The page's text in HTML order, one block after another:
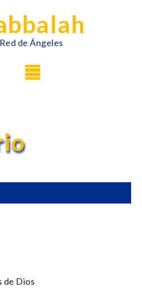
Red de Ángeles
Menu
de Dios